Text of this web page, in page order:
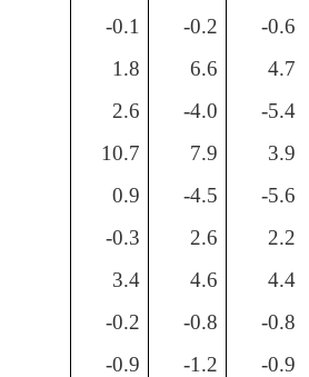
-0.1 -0.2
-0.6
1.8 6.6
4.7
2.6 -4.0
-5.4
10.7 7.9
3.9
0.9 -4.5
-5.6
-0.3 2.6
2.2
3.4 4.6
4.4
-0.2 -0.8
-0.8
-0.9 -1.2
-0.9